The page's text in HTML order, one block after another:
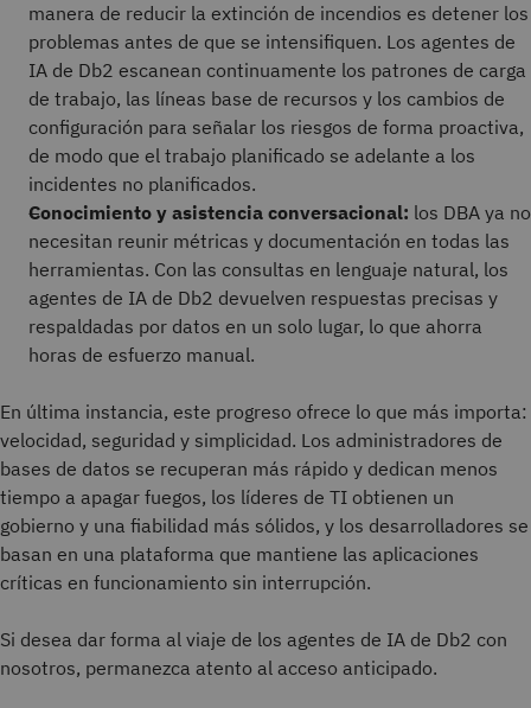
manera de reducir la extinción de incendios es detener los
problemas antes de que se intensifiquen. Los agentes de
IA de Db2 escanean continuamente los patrones de carga
de trabajo, las líneas base de recursos y los cambios de
configuración para señalar los riesgos de forma proactiva,
de modo que el trabajo planificado se adelante a los
incidentes no planificados.
Conocimiento y asistencia conversacional: los DBA ya no
necesitan reunir métricas y documentación en todas las
herramientas. Con las consultas en lenguaje natural, los
agentes de IA de Db2 devuelven respuestas precisas y
respaldadas por datos en un solo lugar, lo que ahorra
horas de esfuerzo manual.
En última instancia, este progreso ofrece lo que más importa:
velocidad, seguridad y simplicidad. Los administradores de
bases de datos se recuperan más rápido y dedican menos
tiempo a apagar fuegos, los líderes de TI obtienen un
gobierno y una fiabilidad más sólidos, y los desarrolladores se
basan en una plataforma que mantiene las aplicaciones
críticas en funcionamiento sin interrupción.
Si desea dar forma al viaje de los agentes de IA de Db2 con
nosotros, permanezca atento al acceso anticipado.